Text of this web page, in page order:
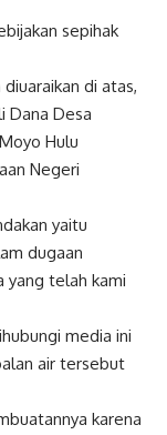
sepihak
di atas,
Dana Desa
Hulu
Negeri
yaitu
dugaan
yang telah kami
media ini
air tersebut
karena